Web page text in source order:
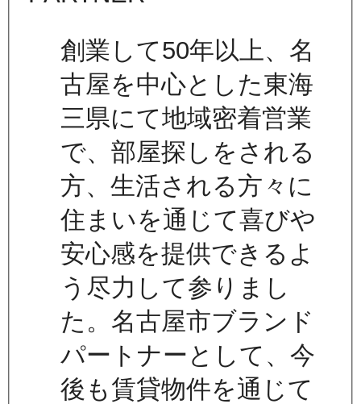
創業して50年以上、名
古屋を中心とした東海
三県にて地域密着営業
で、部屋探しをされる
方、生活される方々に
住まいを通じて喜びや
安心感を提供できるよ
う尽力して参りまし
た。名古屋市ブランド
パートナーとして、今
後も賃貸物件を通じて